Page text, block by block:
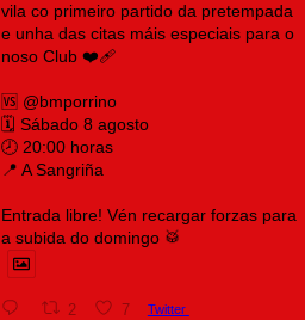
vila co primeiro partido da pretempada
e unha das citas máis especiais para o
noso Club ❤️‍🩹
🆚 @bmporrino
🗓️ Sábado 8 agosto
🕗 20:00 horas
📍 A Sangriña
Entrada libre! Vén recargar forzas para
a subida do domingo 🥁
2 7 Twitter